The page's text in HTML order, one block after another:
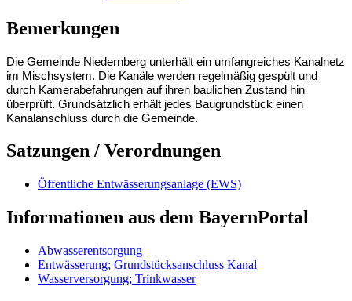
Bemerkungen
Die Gemeinde Niedernberg unterhält ein umfangreiches Kanalnetz
im Mischsystem. Die Kanäle werden regelmäßig gespült und
durch Kamerabefahrungen auf ihren baulichen Zustand hin
überprüft. Grundsätzlich erhält jedes Baugrundstück einen
Kanalanschluss durch die Gemeinde.
Satzungen / Verordnungen
Öffentliche Entwässerungsanlage (EWS)
Informationen aus dem BayernPortal
Abwasserentsorgung
Entwässerung; Grundstücksanschluss Kanal
Wasserversorgung; Trinkwasser